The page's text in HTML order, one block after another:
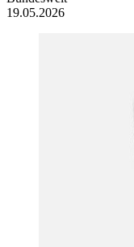
19.05.2026